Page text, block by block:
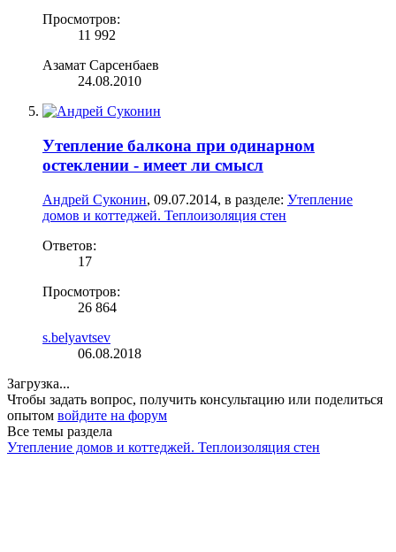
Просмотров:
11 992
Азамат Сарсенбаев
24.08.2010
Утепление балкона при одинарном
остеклении - имеет ли смысл
Андрей Суконин, 09.07.2014, в разделе: Утепление
домов и коттеджей. Теплоизоляция стен
Ответов:
17
Просмотров:
26 864
s.belyavtsev
06.08.2018
Загрузка...
Чтобы задать вопрос, получить консультацию или поделиться
опытом войдите на форум
Все темы раздела
Утепление домов и коттеджей. Теплоизоляция стен